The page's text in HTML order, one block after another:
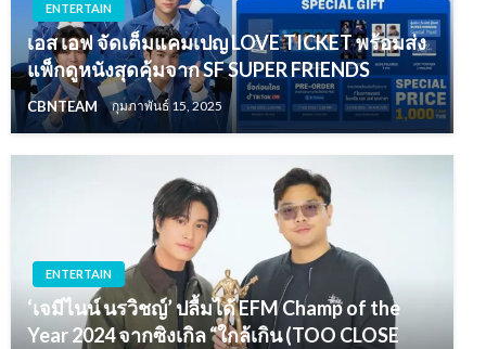
ENTERTAIN
เอส เอฟ จัดเต็มแคมเปญ LOVE TICKET พร้อมส่ง
แพ็กดูหนังสุดคุ้มจาก SF SUPER FRIENDS
CBNTEAM กุมภาพันธ์ 15, 2025
ENTERTAIN
‘เจมีไนน์ นรวิชญ์’ ปลื้มได้ EFM Champ of the
Year 2024 จากซิงเกิล “ใกล้เกิน (TOO CLOSE